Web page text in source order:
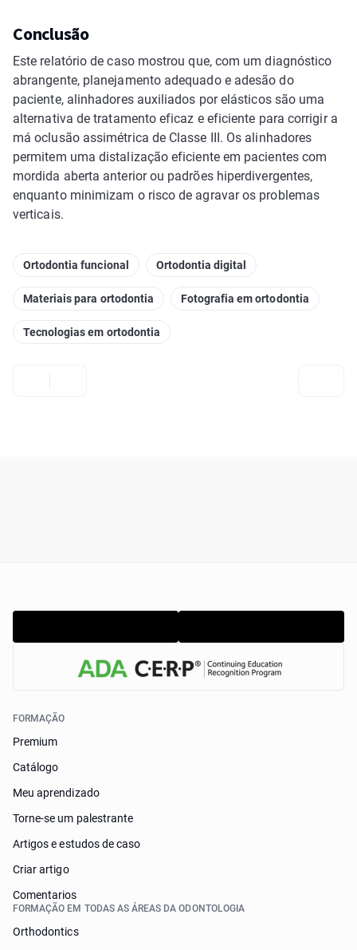
Conclusão
Este relatório de caso mostrou que, com um diagnóstico
abrangente, planejamento adequado e adesão do
paciente, alinhadores auxiliados por elásticos são uma
alternativa de tratamento eficaz e eficiente para corrigir a
má oclusão assimétrica de Classe III. Os alinhadores
permitem uma distalização eficiente em pacientes com
mordida aberta anterior ou padrões hiperdivergentes,
enquanto minimizam o risco de agravar os problemas
verticais.
Ortodontia funcional Ortodontia digital
Materiais para ortodontia Fotografia em ortodontia
Tecnologias em ortodontia
FORMAÇÃO
Premium
Catálogo
Meu aprendizado
Torne-se um palestrante
Artigos e estudos de caso
Criar artigo
Comentarios
FORMAÇÃO EM TODAS AS ÁREAS DA ODONTOLOGIA
Orthodontics